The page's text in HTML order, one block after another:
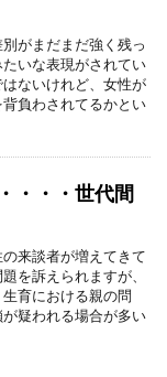
がまだまだ強く残っ
いな表現がされてい
ないけれど、女性が
負わされてるかとい
・・・世代間
来談者が増えてきて
を訴えられますが、
育における親の問
疑われる場合が多い